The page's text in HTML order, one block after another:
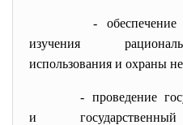
-
изучения
использования и охраны
- проведение
и